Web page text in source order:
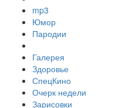
mp3
Юмор
Пародии
Галерея
Здоровье
СпецКино
Очерк недели
Зарисовки